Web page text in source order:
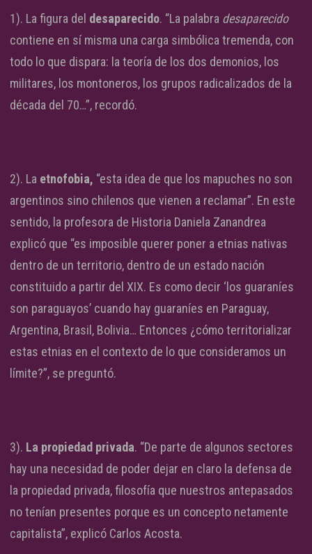
1). La figura del desaparecido. “La palabra desaparecido
contiene en sí misma una carga simbólica tremenda, con
todo lo que dispara: la teoría de los dos demonios, los
militares, los montoneros, los grupos radicalizados de la
década del 70…”, recordó.
2). La etnofobia, “esta idea de que los mapuches no son
argentinos sino chilenos que vienen a reclamar”. En este
sentido, la profesora de Historia Daniela Zanandrea
explicó que “es imposible querer poner a etnias nativas
dentro de un territorio, dentro de un estado nación
constituido a partir del XIX. Es como decir ‘los guaraníes
son paraguayos’ cuando hay guaraníes en Paraguay,
Argentina, Brasil, Bolivia… Entonces ¿cómo territorializar
estas etnias en el contexto de lo que consideramos un
límite?”, se preguntó.
3). La propiedad privada. “De parte de algunos sectores
hay una necesidad de poder dejar en claro la defensa de
la propiedad privada, filosofía que nuestros antepasados
no tenían presentes porque es un concepto netamente
capitalista”, explicó Carlos Acosta.